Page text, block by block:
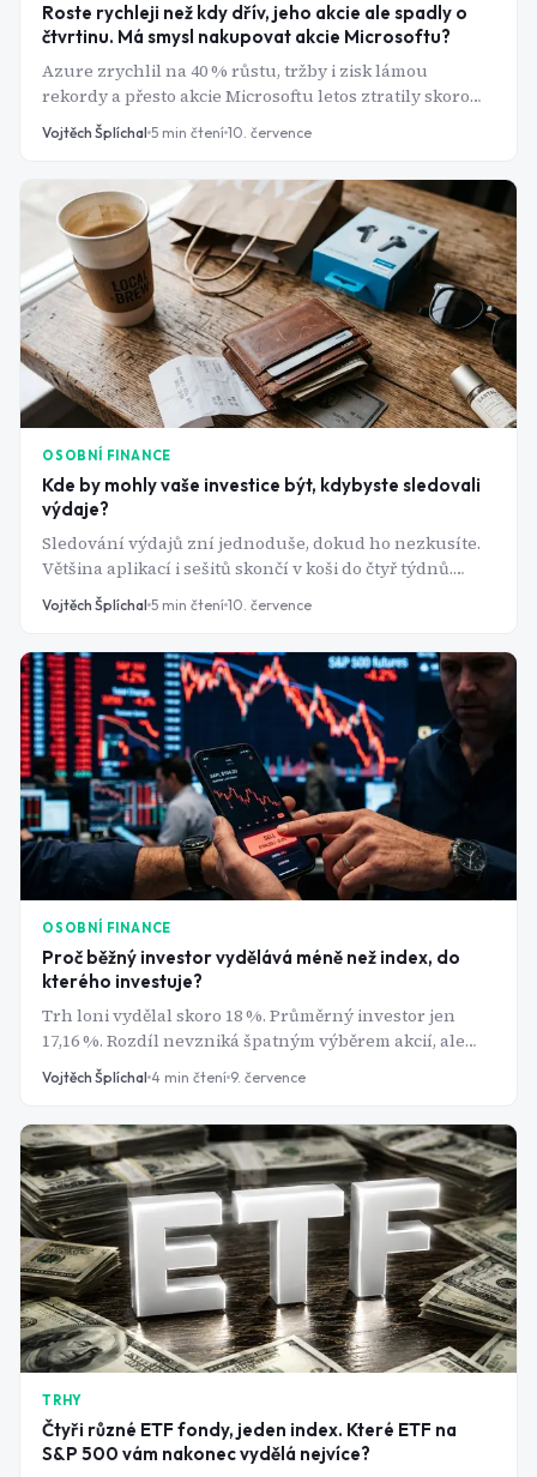
Roste rychleji než kdy dřív, jeho akcie ale spadly o
čtvrtinu. Má smysl nakupovat akcie Microsoftu?
Azure zrychlil na 40 % růstu, tržby i zisk lámou
rekordy a přesto akcie Microsoftu letos ztratily skoro
pětinu hodnoty. Kde je zakopaný pes?
Vojtěch Šplíchal 5 min čtení 10. července
OSOBNÍ FINANCE
Kde by mohly vaše investice být, kdybyste sledovali
výdaje?
Sledování výdajů zní jednoduše, dokud ho nezkusíte.
Většina aplikací i sešitů skončí v koši do čtyř týdnů.
Problém přitom není v lenosti, ale ve špatně
nastaveném systému.
Vojtěch Šplíchal 5 min čtení 10. července
OSOBNÍ FINANCE
Proč běžný investor vydělává méně než index, do
kterého investuje?
Trh loni vydělal skoro 18 %. Průměrný investor jen
17,16 %. Rozdíl nevzniká špatným výběrem akcií, ale
pár opakovanými chybami, kterých se dopouští skoro
každý začátečník.
Vojtěch Šplíchal 4 min čtení 9. července
TRHY
Čtyři různé ETF fondy, jeden index. Které ETF na
S&P 500 vám nakonec vydělá nejvíce?